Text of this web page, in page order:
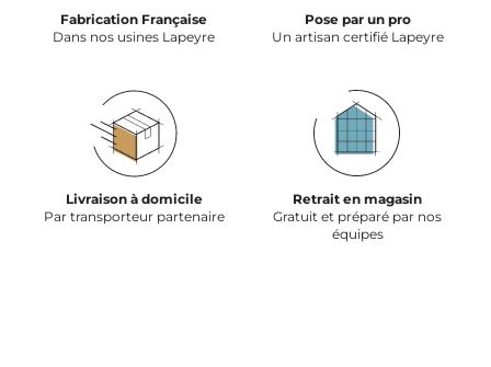
Fabrication Française
Dans nos usines Lapeyre
Pose par un pro
Un artisan certifié Lapeyre
Livraison à domicile
Par transporteur partenaire
Retrait en magasin
Gratuit et préparé par nos
équipes